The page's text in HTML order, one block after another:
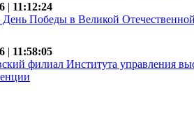
| 11:12:24
Победы в Великой
| 11:58:05
филиал Института управления